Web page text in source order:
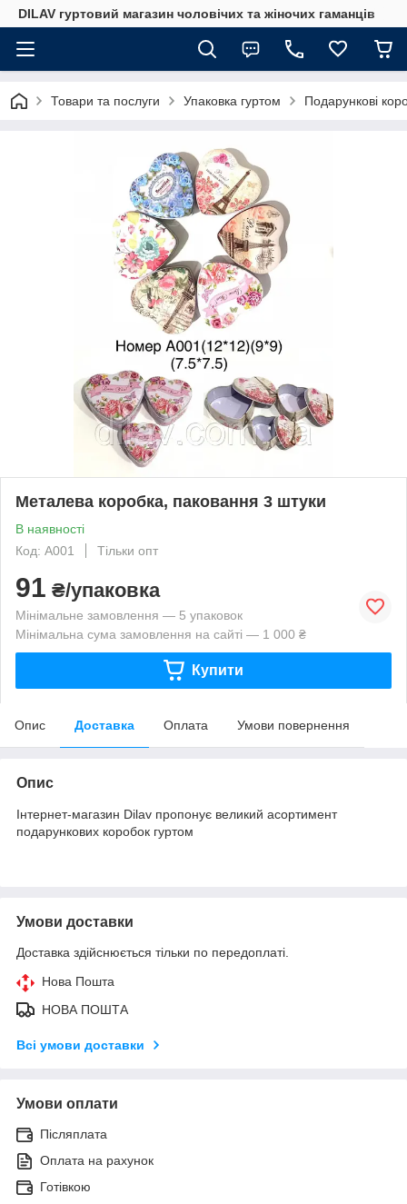
DILAV гуртовий магазин чоловічих та жіночих гаманців
Товари та послуги Упаковка гуртом Подарункові
Металева коробка, паковання 3 штуки
В наявності
Код: A001
Тільки опт
91 ₴/упаковка
Мінімальне замовлення — 5 упаковок
Мінімальна сума замовлення на сайті — 1 000 ₴
Купити
Опис Доставка Оплата Умови повернення
Опис
Інтернет-магазин Dilav пропонує великий асортимент
подарункових коробок гуртом
Умови доставки
Доставка здійснюється тільки по передоплаті.
Нова Пошта
НОВА ПОШТА
Всі умови доставки
Умови оплати
Післяплата
Оплата на рахунок
Готівкою